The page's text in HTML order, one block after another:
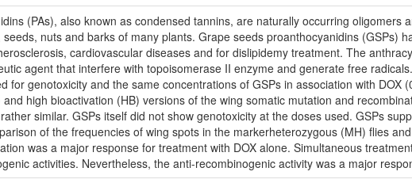
(PAs), also known as condensed tannins, are naturally occurring
nuts and barks of many plants. Grape seeds proanthocyanidins (GSPs)
cardiovascular diseases and for dislipidemy treatment. The
agent that interfere with topoisomerase II enzyme and generate free
for genotoxicity and the same concentrations of GSPs in association with
high bioactivation (HB) versions of the wing somatic mutation and
similar. GSPs itself did not show genotoxicity at the doses used. GSPs
of the frequencies of wing spots in the markerheterozygous (MH) flies
was a major response for treatment with DOX alone. Simultaneous
activities. Nevertheless, the anti-recombinogenic activity was a major